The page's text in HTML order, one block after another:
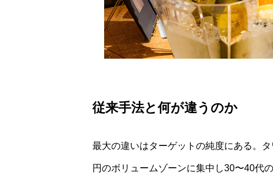
従来手法と何が違うのか
最大の違いはターゲットの純度にある。
円のボリュームゾーンに集中し30〜40代